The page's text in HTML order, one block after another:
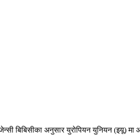
बिबिसीका अनुसार युरोपियन युनियन (इयू)